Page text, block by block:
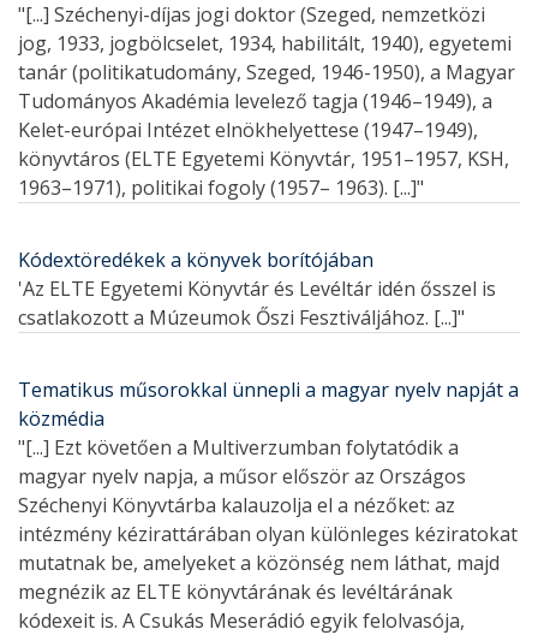
"[...] Széchenyi-díjas jogi doktor (Szeged, nemzetközi
jog, 1933, jogbölcselet, 1934, habilitált, 1940), egyetemi
tanár (politikatudomány, Szeged, 1946-1950), a Magyar
Tudományos Akadémia levelező tagja (1946–1949), a
Kelet-európai Intézet elnökhelyettese (1947–1949),
könyvtáros (ELTE Egyetemi Könyvtár, 1951–1957, KSH,
1963–1971), politikai fogoly (1957– 1963). [...]"
Kódextöredékek a könyvek borítójában
'Az ELTE Egyetemi Könyvtár és Levéltár idén ősszel is
csatlakozott a Múzeumok Őszi Fesztiváljához. [...]"
Tematikus műsorokkal ünnepli a magyar nyelv napját a
közmédia
"[...] Ezt követően a Multiverzumban folytatódik a
magyar nyelv napja, a műsor először az Országos
Széchenyi Könyvtárba kalauzolja el a nézőket: az
intézmény kézirattárában olyan különleges kéziratokat
mutatnak be, amelyeket a közönség nem láthat, majd
megnézik az ELTE könyvtárának és levéltárának
kódexeit is. A Csukás Meserádió egyik felolvasója,